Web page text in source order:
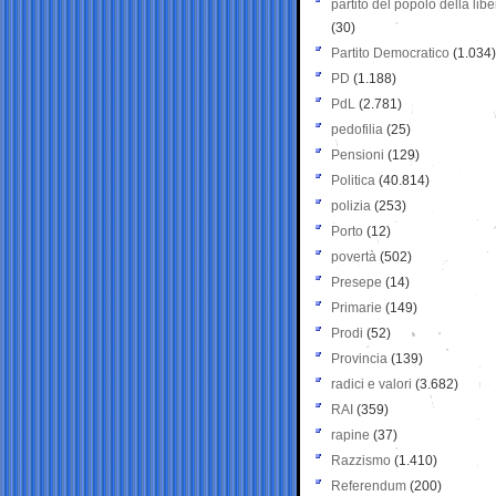
partito del popolo della
(30)
Partito Democratico (1.034)
PD (1.188)
PdL (2.781)
pedofilia (25)
Pensioni (129)
Politica (40.814)
polizia (253)
Porto (12)
povertà (502)
Presepe (14)
Primarie (149)
Prodi (52)
Provincia (139)
radici e valori (3.682)
RAI (359)
rapine (37)
Razzismo (1.410)
Referendum (200)